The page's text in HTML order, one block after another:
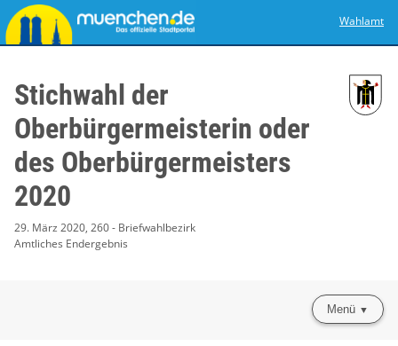
Wahlamt
Stichwahl der
Oberbürgermeisterin oder
des Oberbürgermeisters
2020
29. März 2020, 260 - Briefwahlbezirk
Amtliches Endergebnis
Menü